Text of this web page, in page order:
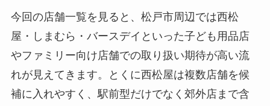
今回の店舗一覧を見ると、松戸市周辺では西松
屋・しまむら・バースデイといった子ども用品店
やファミリー向け店舗での取り扱い期待が高い流
れが見えてきます。とくに西松屋は複数店舗を候
補に入れやすく、駅前型だけでなく郊外店まで含